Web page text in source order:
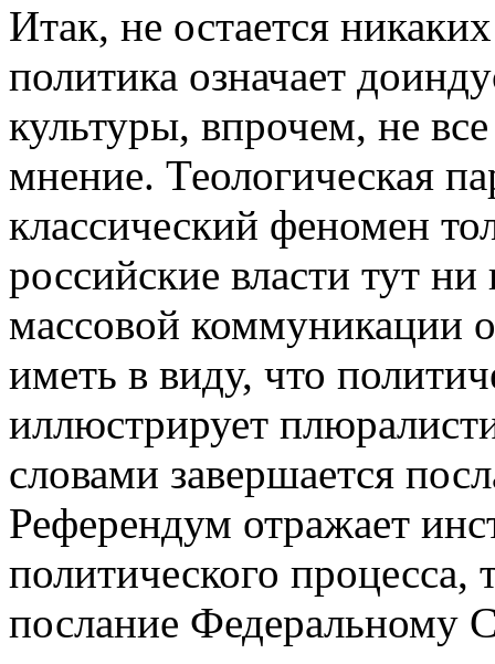
Итак, не остается
политика означает
культуры, впрочем, не
мнение. Теологическая
классический феномен
российские власти тут
массовой коммуникации
иметь в виду, что
иллюстрирует
словами завершается
Референдум отражает
политического процесса,
послание Федеральному